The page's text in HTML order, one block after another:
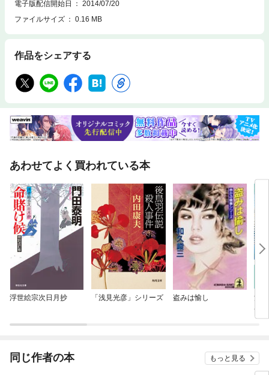
電子版配信開始日
2014/07/20
ファイルサイズ
0.16 MB
作品をシェアする
あわせてよく買われている本
浮世絵宗次日月抄 「浅見光彦」シリーズ 盗みは愉し
浅
ペ
件
同じ作者の本 もっと見る